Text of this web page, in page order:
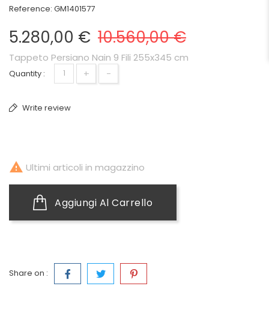
Reference: GM1401577
5.280,00 € 10.560,00 €
Tappeto Persiano Nain 9 Fili 255x345 cm
Quantity : + -
Write review
 Ultimi articoli in magazzino
Aggiungi Al Carrello
Share on :